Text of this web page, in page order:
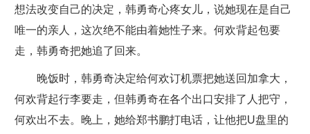
想法改变自己的决定，韩勇奇心疼女儿，说她现在是自己
唯一的亲人，这次绝不能由着她性子来。何欢背起包要
走，韩勇奇把她追了回来。
晚饭时，韩勇奇决定给何欢订机票把她送回加拿大，
何欢背起行李要走，但韩勇奇在各个出口安排了人把守，
何欢出不去。晚上，她给郑书鹏打电话，让他把U盘里的